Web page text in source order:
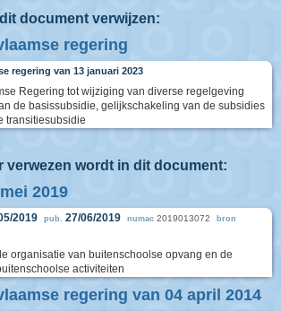
document verwijzen:
regering
regering van 13 januari 2023
Regering tot wijziging van diverse regelgeving
de basissubsidie, gelijkschakeling van de subsidies
transitiesubsidie
verwezen wordt in dit document:
2019
2019 pub. 27/06/2019 numac 2019013072 bron
organisatie van buitenschoolse opvang en de
activiteiten
regering van 04 april 2014